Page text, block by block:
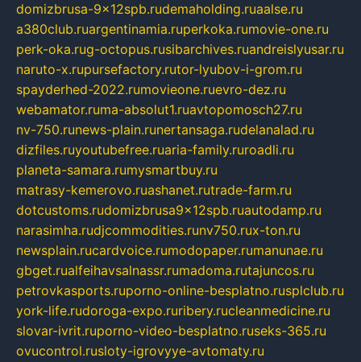
domizbrusa-9x12spb.rudemaholding.ruaalse.ru
a380club.ruargentinamia.ruperkoka.rumovie-one.ru
perk-oka.rug-octopus.rusibarchives.ruandreislyusar.ru
naruto-x.rupursefactory.rutor-lyubov-i-grom.ru
spayderhed-2022.rumovieone.ruevro-dez.ru
webamator.ruma-absolut1.ruavtopomosch27.ru
nv-750.runews-plain.runertansaga.rudelanalad.ru
dizfiles.ruyoutubefree.ruaria-family.ruroadli.ru
planeta-samara.rumysmartbuy.ru
matrasy-kemerovo.ruashanet.rutrade-farm.ru
dotcustoms.rudomizbrusa9x12spb.ruautodamp.ru
narasimha.rudjcommodities.runv750.rux-ton.ru
newsplain.rucardvoice.rumodopaper.rumanunae.ru
gbget.rualfeihavsalnassr.rumadoma.rutajuncos.ru
petrovkasports.ruporno-online-besplatno.rusplclub.ru
york-life.rudoroga-expo.ruribery.rucleanmedicine.ru
slovar-ivrit.ruporno-video-besplatno.ruseks-365.ru
ovucontrol.rusloty-igrovyye-avtomaty.ru